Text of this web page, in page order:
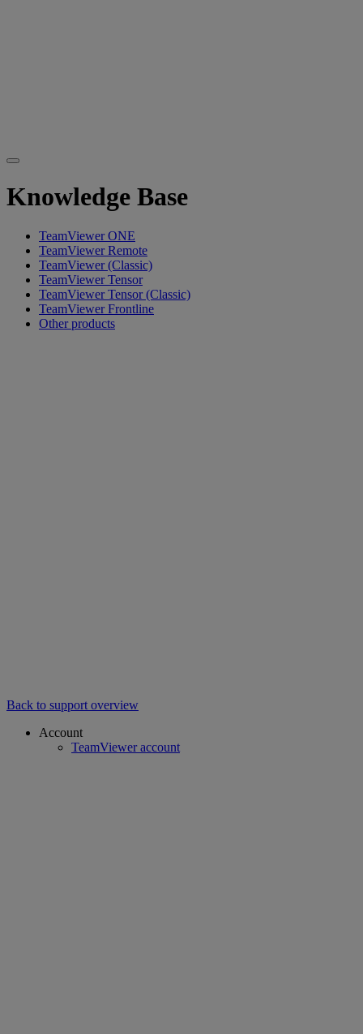
Knowledge Base
TeamViewer ONE
TeamViewer Remote
TeamViewer (Classic)
TeamViewer Tensor
TeamViewer Tensor (Classic)
TeamViewer Frontline
Other products
Back to support overview
Account
TeamViewer account